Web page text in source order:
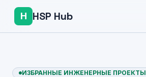
H HSP Hub
ИЗБРАННЫЕ ИНЖЕНЕРНЫЕ ПРОЕКТЫ